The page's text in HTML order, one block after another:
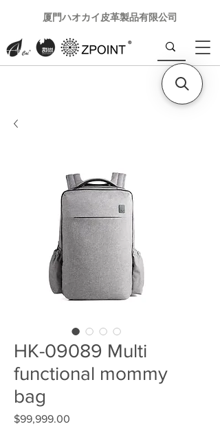
厦門ハオカイ皮革製品有限公司
HK-09089 Multi
functional mommy
bag
$99,999.00